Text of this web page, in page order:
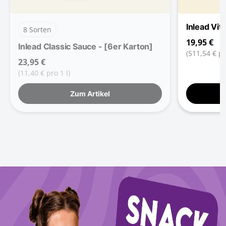
8 Sorten
Inlead Classic Sauce - [6er Karton]
23,95 €
(11,40 € pro 1 l)
Zum Artikel
Inlead
19,95 €
(511,54 €